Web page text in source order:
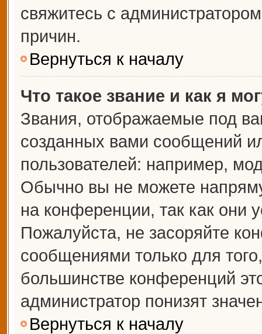
свяжитесь с
причин.
Вернуться к началу
Что такое звание и как я
Звания, отображаемые под
созданных вами сообщений
пользователей: например,
Обычно вы не можете
на конференции, так как они
Пожалуйста, не засоряйте
сообщениями только для
большинстве конференций
администратор понизят
Вернуться к началу